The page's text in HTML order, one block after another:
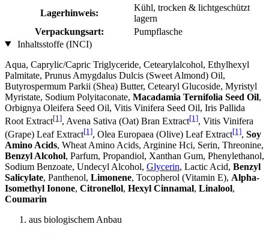
Lagerhinweis:
Kühl, trocken & lichtgeschützt
lagern
Verpackungsart:
Pumpflasche
Inhaltsstoffe (INCI)
Aqua, Caprylic/Capric Triglyceride, Cetearylalcohol, Ethylhexyl
Palmitate, Prunus Amygdalus Dulcis (Sweet Almond) Oil,
Butyrospermum Parkii (Shea) Butter, Cetearyl Glucoside, Myristyl
Myristate, Sodium Polyitaconate, Macadamia Ternifolia Seed Oil,
Orbignya Oleifera Seed Oil, Vitis Vinifera Seed Oil, Iris Pallida
Root Extract[1], Avena Sativa (Oat) Bran Extract[1], Vitis Vinifera
(Grape) Leaf Extract[1], Olea Europaea (Olive) Leaf Extract[1], Soy
Amino Acids, Wheat Amino Acids, Arginine Hci, Serin, Threonine,
Benzyl Alcohol, Parfum, Propandiol, Xanthan Gum, Phenylethanol,
Sodium Benzoate, Undecyl Alcohol, Glycerin, Lactic Acid, Benzyl
Salicylate, Panthenol, Limonene, Tocopherol (Vitamin E), Alpha-
Isomethyl Ionone, Citronellol, Hexyl Cinnamal, Linalool,
Coumarin
aus biologischem Anbau